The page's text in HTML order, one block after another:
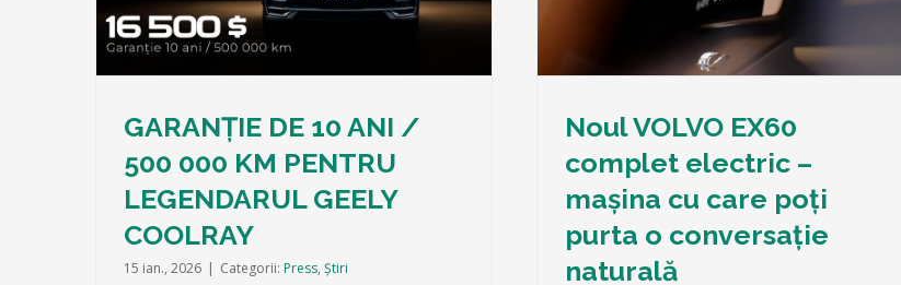
GARANȚIE DE 10 ANI /
500 000 KM PENTRU
LEGENDARUL GEELY
COOLRAY
15 ian., 2026 | Categorii: Press, Știri
naturală
Noul VOLVO EX60
complet electric –
mașina cu care poți
purta o conversație
naturală
oprire la cafea
Press